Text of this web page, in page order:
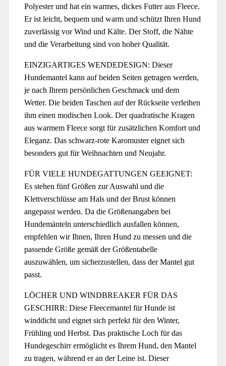
Polyester und hat ein warmes, dickes Futter aus Fleece.
Er ist leicht, bequem und warm und schützt Ihren Hund
zuverlässig vor Wind und Kälte. Der Stoff, die Nähte
und die Verarbeitung sind von hoher Qualität.
EINZIGARTIGES WENDEDESIGN: Dieser
Hundemantel kann auf beiden Seiten getragen werden,
je nach Ihrem persönlichen Geschmack und dem
Wetter. Die beiden Taschen auf der Rückseite verleihen
ihm einen modischen Look. Der quadratische Kragen
aus warmem Fleece sorgt für zusätzlichen Komfort und
Eleganz. Das schwarz-rote Karomuster eignet sich
besonders gut für Weihnachten und Neujahr.
FÜR VIELE HUNDEGATTUNGEN GEEIGNET:
Es stehen fünf Größen zur Auswahl und die
Klettverschlüsse am Hals und der Brust können
angepasst werden. Da die Größenangaben bei
Hundemänteln unterschiedlich ausfallen können,
empfehlen wir Ihnen, Ihren Hund zu messen und die
passende Größe gemäß der Größentabelle
auszuwählen, um sicherzustellen, dass der Mantel gut
passt.
LÖCHER UND WINDBREAKER FÜR DAS
GESCHIRR: Diese Fleecemantel für Hunde ist
winddicht und eignet sich perfekt für den Winter,
Frühling und Herbst. Das praktische Loch für das
Hundegeschirr ermöglicht es Ihrem Hund, den Mantel
zu tragen, während er an der Leine ist. Dieser